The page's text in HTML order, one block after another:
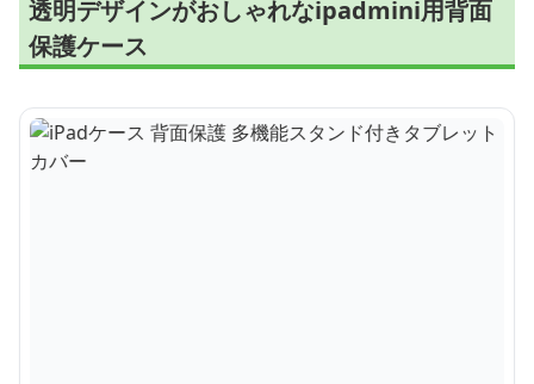
透明デザインがおしゃれなipadmini用背面
保護ケース